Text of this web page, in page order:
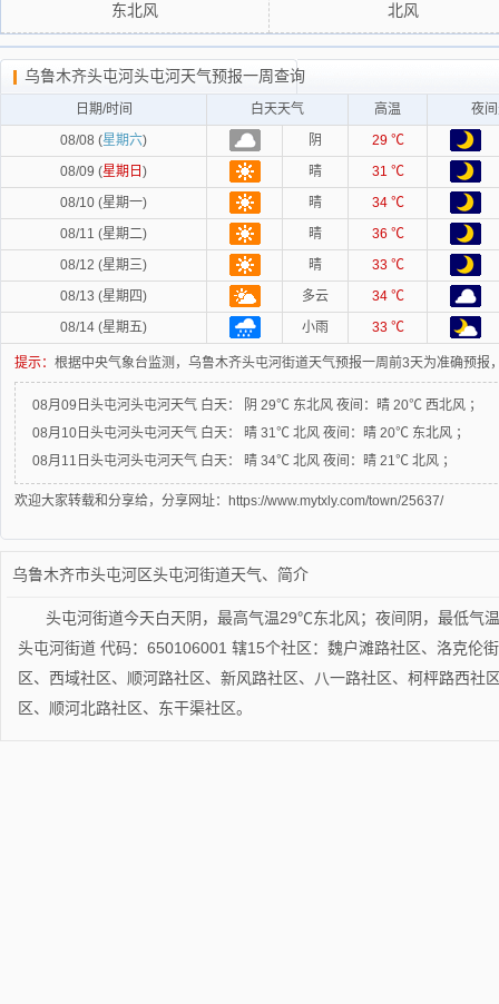
东北风
北风
乌鲁木齐头屯河头屯河天气预报一周查询
日期/时间 白天天气 高温
夜
08/08 (星期六) 阴
29 ℃
08/09 (星期日 ) 晴
31 ℃
08/10 (星期一)
晴
34 ℃
08/11 (星期二)
晴
36 ℃
08/12 (星期三)
晴
33 ℃
08/13 (星期四)
多云
34 ℃
08/14 (星期五)
小雨 33 ℃
提示： 根据中央气象台监测，乌鲁木齐头屯河街道天气预报一周前3天为准确预报
08月09日头屯河头屯河天气 白天： 阴 29℃ 东北风 夜间： 晴 20℃ 西北风 ；
08月10日头屯河头屯河天气 白天： 晴 31℃ 北风 夜间： 晴 20℃ 东北风 ；
08月11日头屯河头屯河天气 白天： 晴 34℃ 北风 夜间： 晴 21℃ 北风 ；
欢迎大家转载和分享给，分享网址：https://www.mytxly.com/town/25637/
乌鲁木齐市头屯河区头屯河街道天气、简介
头屯河街道今天白天阴，最高气温29℃东北风；夜间阴，最低气
头屯河街道 代码：650106001 辖15个社区：魏户滩路社区、洛克伦
区、西域社区、顺河路社区、新风路社区、八一路社区、柯枰路西社
区、顺河北路社区、东干渠社区。